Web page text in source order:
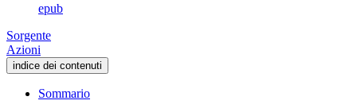
epub
Sorgente
Azioni
indice dei contenuti
Sommario